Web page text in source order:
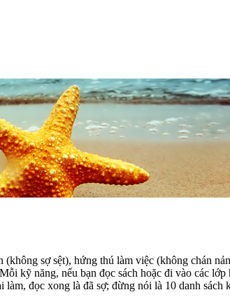
sợ sệt), hứng thú làm việc (không chán
kỹ năng, nếu bạn đọc sách hoặc đi vào các
đọc xong là đã sợ; đừng nói là 10 danh sách